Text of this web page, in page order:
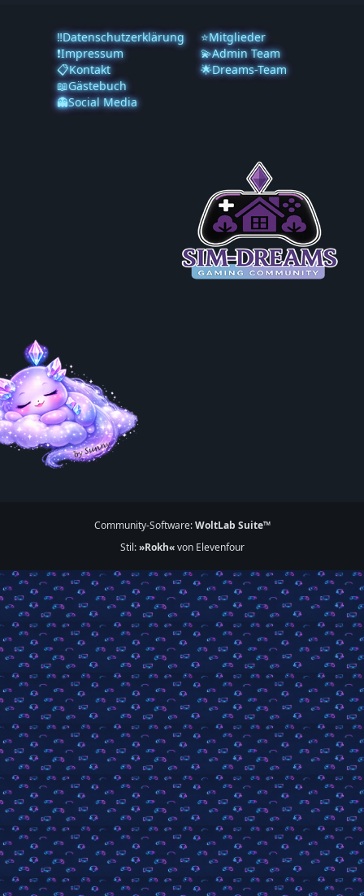
‼️Datenschutzerklärung
❗️Impressum
📋Kontakt
📖Gästebuch
👻Social Media
⭐Mitglieder
💫Admin Team
🌟Dreams-Team
Community-Software:WoltLab Suite™
Stil:»Rokh«von Elevenfour